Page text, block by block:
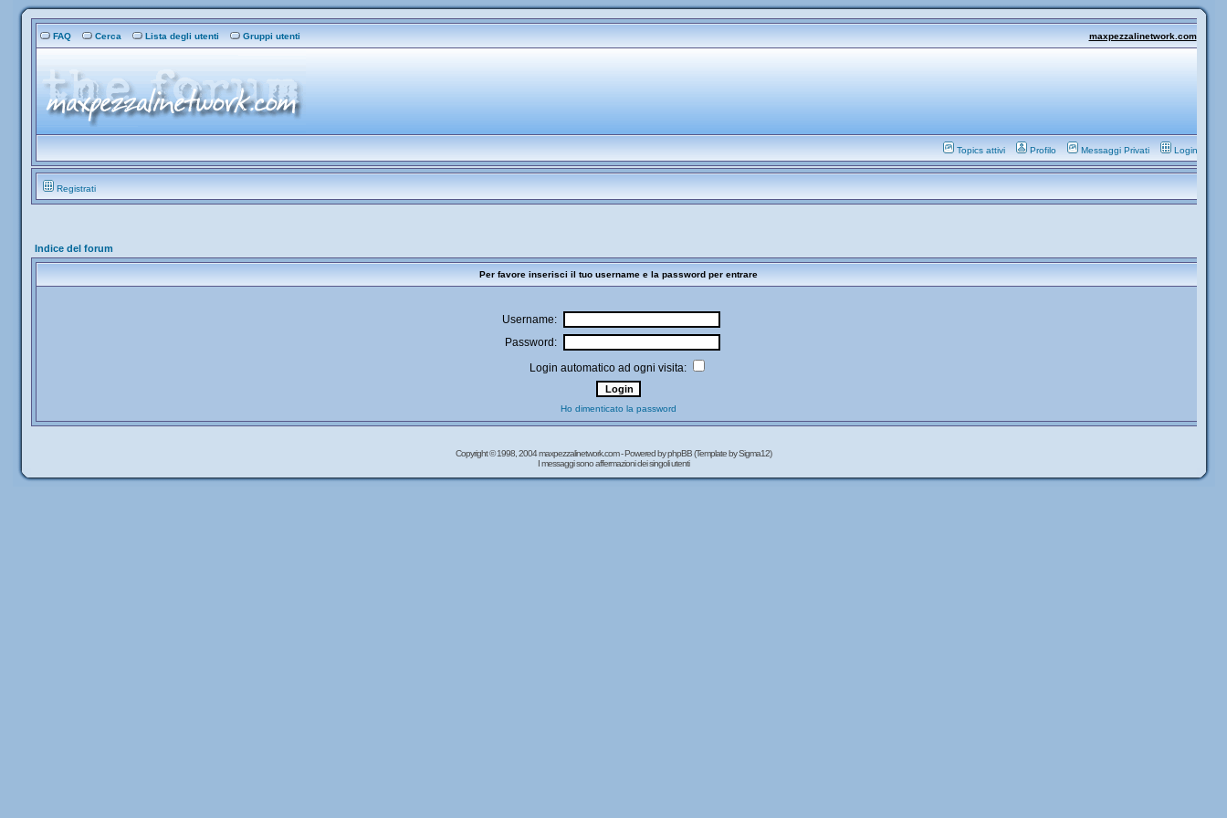
FAQ Cerca Lista degli utenti Gruppi utenti maxpezzalinetwork.com
Topics attivi Profilo Messaggi Privati Login
Registrati
Indice del forum
Per favore inserisci il tuo username e la password per entrare
Username:
Password:
Login automatico ad ogni visita:
Ho dimenticato la password
Copyright © 1998, 2004 maxpezzalinetwork.com - Powered byphpBB(Template by Sigma12)
I messaggi sono affermazioni dei singoli utenti